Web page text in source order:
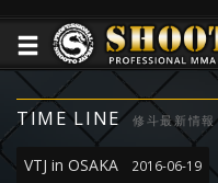
TIME LINE 修斗最新情報
VTJ in OSAKA 2016-06-19